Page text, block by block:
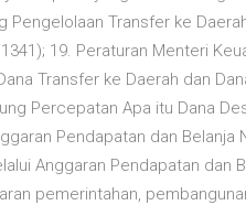
Pengelolaan Transfer ke
19. Peraturan Menteri
Transfer ke Daerah dan
Percepatan Apa itu Dana
Pendapatan dan Belanja
Anggaran Pendapatan dan
pemerintahan,